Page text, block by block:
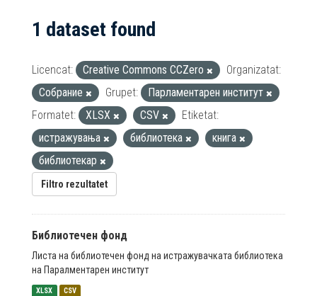
1 dataset found
Licencat: Creative Commons CCZero
Organizatat:
Собрание
Grupet:
Парламентарен институт
Formatet:
XLSX CSV
Etiketat:
истражувања
библиотека
книга
библиотекар
Filtro rezultatet
Библиотечен фонд
Листа на библиотечен фонд на истражувачката библиотека
на Паралментарен институт
XLSX CSV